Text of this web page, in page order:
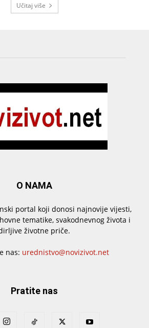
Učitaj više
O NAMA
portal koji donosi najnovije vijesti,
tematike, svakodnevnog života i
životne priče.
nas: urednistvo@novizivot.net
Pratite nas